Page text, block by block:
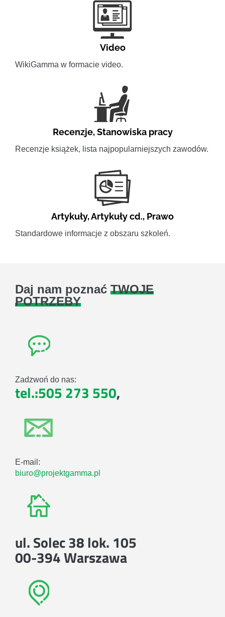
Video
WikiGamma w formacie video.
Recenzje,Stanowiska pracy
Recenzje książek, lista najpopularniejszych zawodów.
Artykuły,Artykuły cd., Prawo
Standardowe informacje z obszaru szkoleń.
Daj nam poznać TWOJE
POTRZEBY
Zadzwoń do nas:
tel.:505 273 550,
E-mail:
biuro@projektgamma.pl
ul. Solec 38 lok. 105
00-394 Warszawa